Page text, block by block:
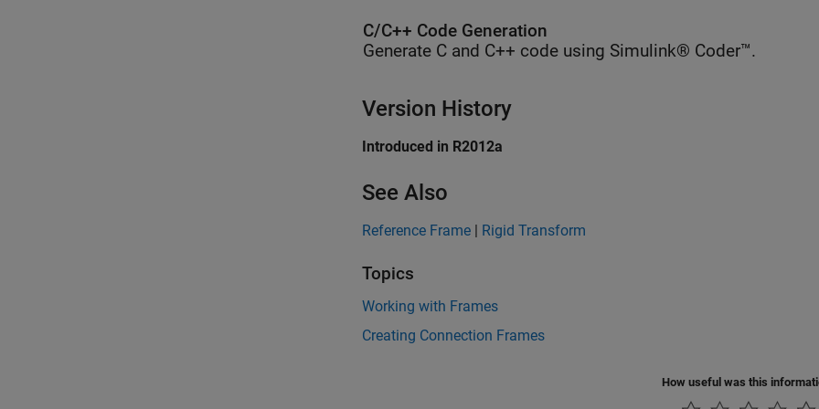
C/C++ Code Generation
Generate C and C++ code using Simulink® Coder™.
Version History
Introduced in R2012a
See Also
Reference Frame | Rigid Transform
Topics
Working with Frames
Creating Connection Frames
How useful was this